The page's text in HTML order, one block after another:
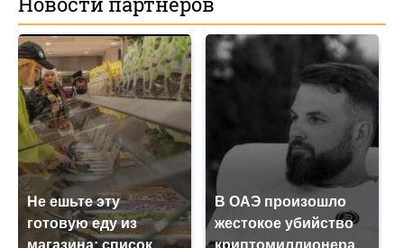
Не ешьте эту
готовую еду из
магазина: список
В ОАЭ произошло
жестокое убийство
криптомиллионера